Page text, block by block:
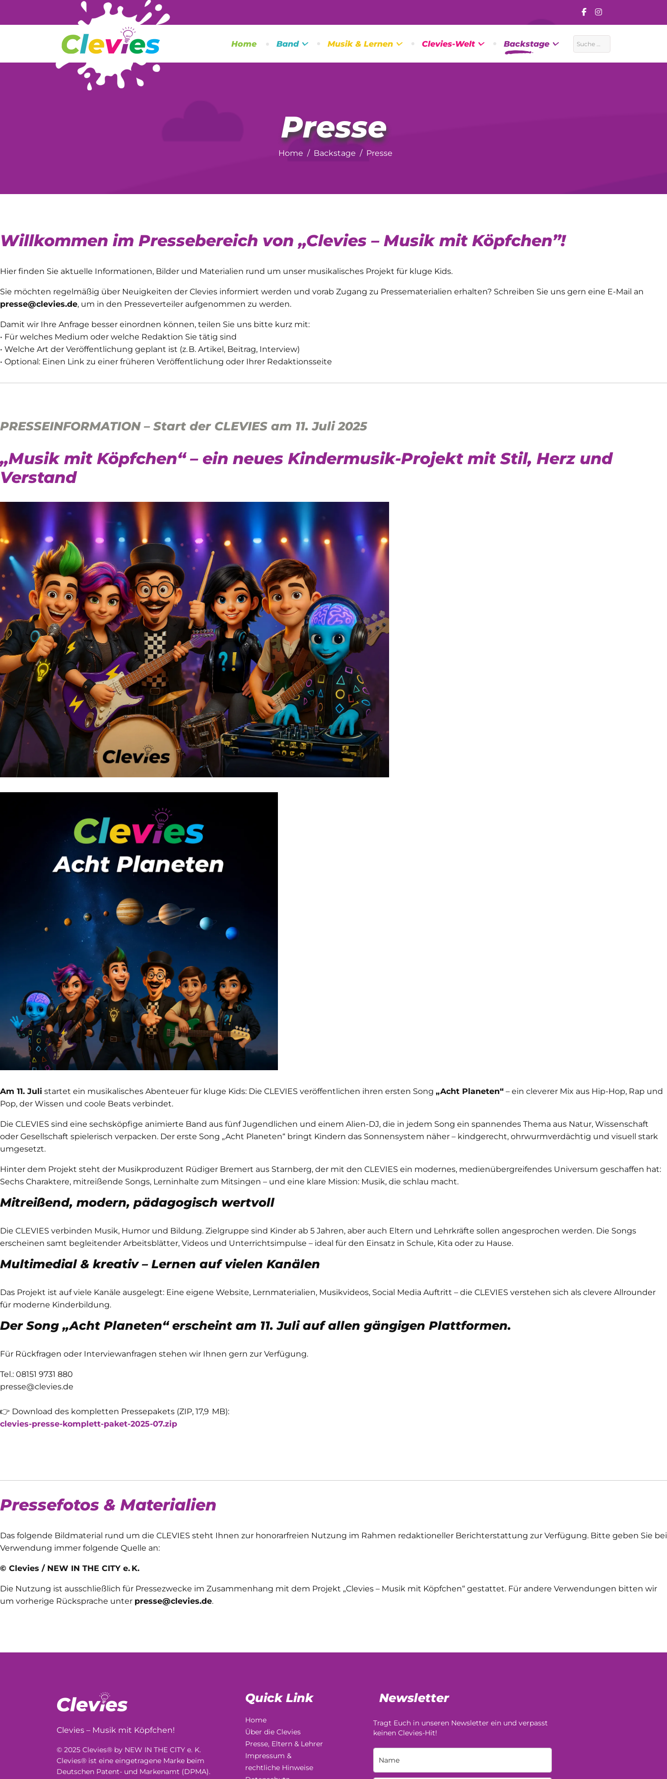
Suchen
Home Band Musik & Lernen Clevies-Welt Backstage
Presse
Home Backstage Presse
Willkommen im Pressebereich von „Clevies – Musik mit Köpfchen”!
Hier finden Sie aktuelle Informationen, Bilder und Materialien rund um unser musikalisches Projekt für kluge Kids.
Sie möchten regelmäßig über Neuigkeiten der Clevies informiert werden und vorab Zugang zu Pressematerialien erhalten? Schreiben Sie uns gern eine E-Mail an
presse@clevies.de, um in den Presseverteiler aufgenommen zu werden.
Damit wir Ihre Anfrage besser einordnen können, teilen Sie uns bitte kurz mit:
• Für welches Medium oder welche Redaktion Sie tätig sind
• Welche Art der Veröffentlichung geplant ist (z. B. Artikel, Beitrag, Interview)
• Optional: Einen Link zu einer früheren Veröffentlichung oder Ihrer Redaktionsseite
PRESSEINFORMATION – Start der CLEVIES am 11. Juli 2025
„Musik mit Köpfchen“ – ein neues Kindermusik-Projekt mit Stil, Herz und
Verstand
Am 11. Juli startet ein musikalisches Abenteuer für kluge Kids: Die CLEVIES veröffentlichen ihren ersten Song „Acht Planeten“ – ein cleverer Mix aus Hip-Hop, Rap und
Pop, der Wissen und coole Beats verbindet.
Die CLEVIES sind eine sechsköpfige animierte Band aus fünf Jugendlichen und einem Alien-DJ, die in jedem Song ein spannendes Thema aus Natur, Wissenschaft
oder Gesellschaft spielerisch verpacken. Der erste Song „Acht Planeten“ bringt Kindern das Sonnensystem näher – kindgerecht, ohrwurmverdächtig und visuell stark
umgesetzt.
Hinter dem Projekt steht der Musikproduzent Rüdiger Bremert aus Starnberg, der mit den CLEVIES ein modernes, medienübergreifendes Universum geschaffen hat:
Sechs Charaktere, mitreißende Songs, Lerninhalte zum Mitsingen – und eine klare Mission: Musik, die schlau macht.
Mitreißend, modern, pädagogisch wertvoll
Die CLEVIES verbinden Musik, Humor und Bildung. Zielgruppe sind Kinder ab 5 Jahren, aber auch Eltern und Lehrkräfte sollen angesprochen werden. Die Songs
erscheinen samt begleitender Arbeitsblätter, Videos und Unterrichtsimpulse – ideal für den Einsatz in Schule, Kita oder zu Hause.
Multimedial & kreativ – Lernen auf vielen Kanälen
Das Projekt ist auf viele Kanäle ausgelegt: Eine eigene Website, Lernmaterialien, Musikvideos, Social Media Auftritt – die CLEVIES verstehen sich als clevere Allrounder
für moderne Kinderbildung.
Der Song „Acht Planeten“ erscheint am 11. Juli auf allen gängigen Plattformen.
Für Rückfragen oder Interviewanfragen stehen wir Ihnen gern zur Verfügung.
Tel.: 08151 9731 880
presse@clevies.de
👉 Download des kompletten Pressepakets (ZIP, 17,9 MB):
clevies-presse-komplett-paket-2025-07.zip
Pressefotos & Materialien
Das folgende Bildmaterial rund um die CLEVIES steht Ihnen zur honorarfreien Nutzung im Rahmen redaktioneller Berichterstattung zur Verfügung. Bitte geben Sie bei
Verwendung immer folgende Quelle an:
© Clevies / NEW IN THE CITY e. K.
Die Nutzung ist ausschließlich für Pressezwecke im Zusammenhang mit dem Projekt „Clevies – Musik mit Köpfchen“ gestattet. Für andere Verwendungen bitten wir
um vorherige Rücksprache unter presse@clevies.de.
Clevies – Musik mit Köpfchen!
© 2025 Clevies® by NEW IN THE CITY e. K.
Clevies® ist eine eingetragene Marke beim
Deutschen Patent- und Markenamt (DPMA).
Quick Link
Home
Über die Clevies
Presse, Eltern & Lehrer
Impressum &
rechtliche Hinweise
Newsletter
Tragt Euch in unseren Newsletter ein und verpasst
keinen Clevies-Hit!